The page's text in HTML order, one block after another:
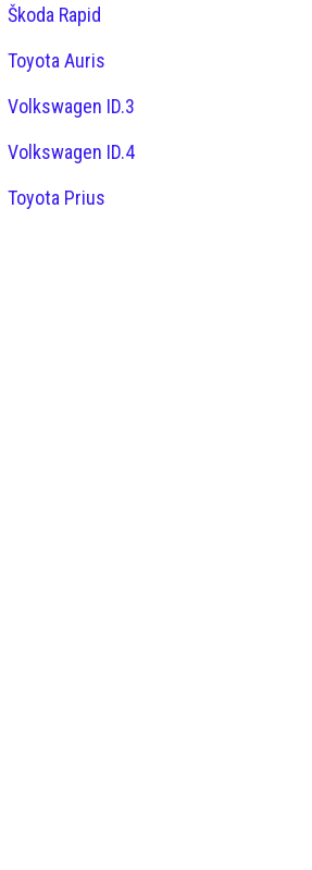
Škoda Rapid
Toyota Auris
Volkswagen ID.3
Volkswagen ID.4
Toyota Prius